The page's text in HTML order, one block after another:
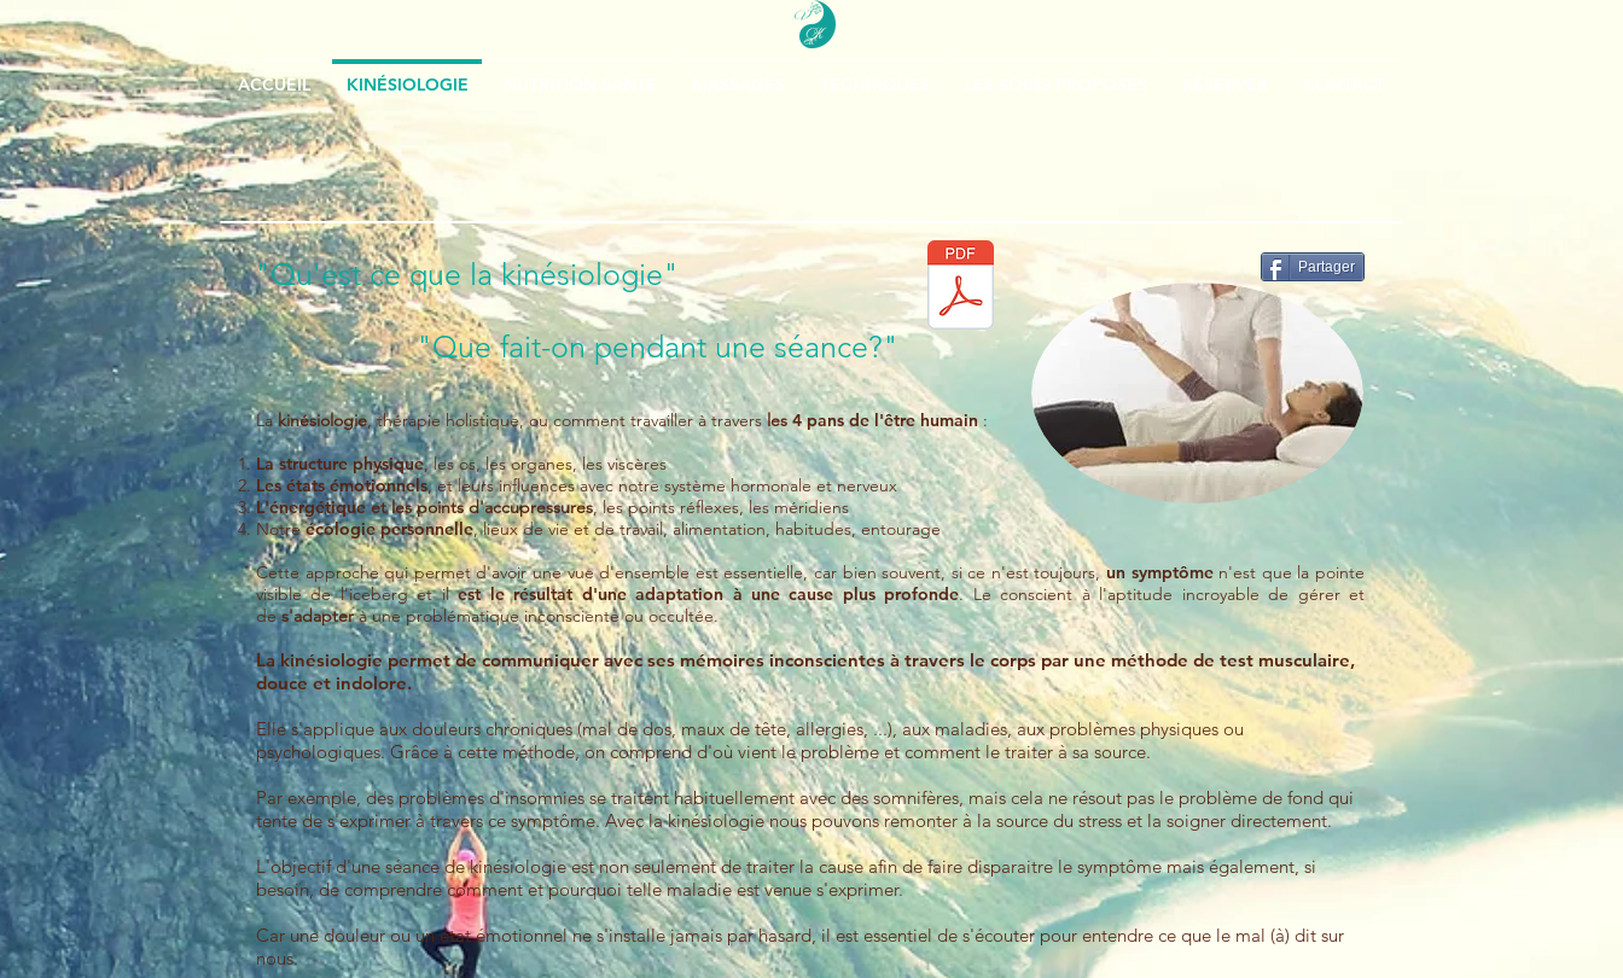
ACCUEIL KINÉSIOLOGIE
"Qu'est ce que la kinésiologie"
"Que fait-on pendant une séance?"
Lakinésiologie, thérapie holistique, ou comment travailler à traversles 4 pans de l'être humain :
Lastructure physique, les os, les organes, les viscères
Lesétats émotionnels, et leurs influences avec notre système hormonale et nerveux
L'énergétiqueet les points d'accupressures, les points réflexes, les méridiens
Notreécologie personnelle, lieux de vie et de travail, alimentation, habitudes, entourage
Cette approche qui permet d'avoir une vue d'ensemble est essentielle, car bien souvent, si ce n'est toujours,un symptômen'est que la pointe
visible de l'iceberg et ilest le résultat d'une adaptation à unecause plus profonde. Le conscient à l'aptitude incroyable de gérer et
des'adapterà une problématique inconsciente ou occultée.
La kinésiologie permet de communiquer avec ses mémoires inconscientes à travers le corps par une méthode de test musculaire,
douce et indolore.
Elle s'applique aux douleurs chroniques (mal de dos, maux de tête, allergies, ...), aux maladies, aux problèmes physiques ou
psychologiques. Grâce à cette méthode, on comprend d'où vient le problème et comment le traiter à sa source.
Par exemple, des problèmes d'insomnies se traitent habituellement avec des somnifères, mais cela ne résout pas le problème de fond qui
tente de s'exprimer à travers ce symptôme. Avec la kinésiologie nous pouvons remonter à la source du stress et la soigner directement.
L'objectif d'une séance de kinésiologie est non seulement de traiter la cause afin de faire disparaitre le symptôme mais également, si
besoin, de comprendre comment et pourquoi telle maladie est venue s'exprimer.
Car une douleur ou un état émotionnel ne s'installe jamais par hasard, il est essentiel de s'écouter pour entendre ce que le mal (à) dit sur
nous.
Partager